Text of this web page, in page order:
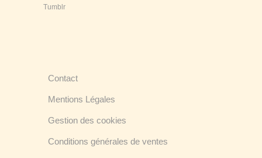
Tumblr
Contact
Mentions Légales
Gestion des cookies
Conditions générales de ventes